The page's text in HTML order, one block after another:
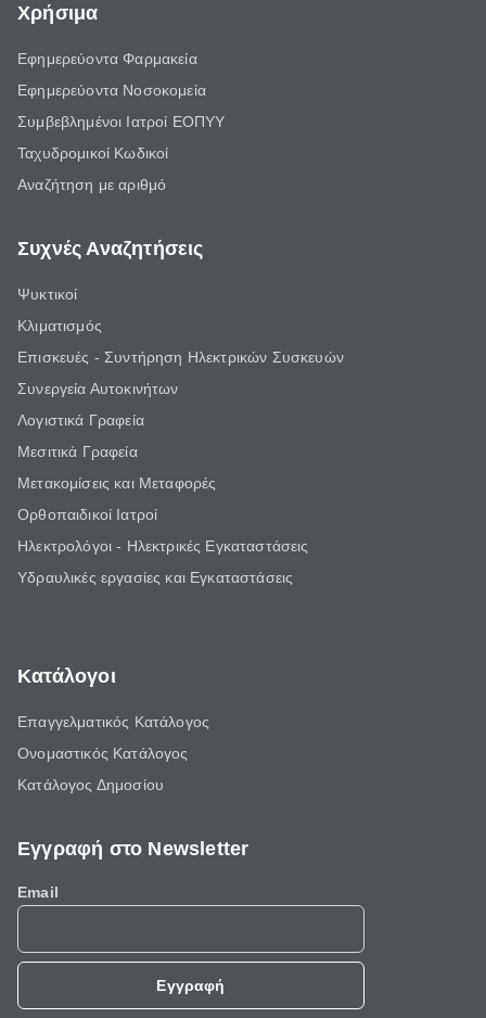
Χρήσιμα
Εφημερεύοντα Φαρμακεία
Εφημερεύοντα Νοσοκομεία
Συμβεβλημένοι Ιατροί ΕΟΠΥΥ
Ταχυδρομικοί Κωδικοί
Αναζήτηση με αριθμό
Συχνές Αναζητήσεις
Ψυκτικοί
Κλιματισμός
Επισκευές - Συντήρηση Ηλεκτρικών Συσκευών
Συνεργεία Αυτοκινήτων
Λογιστικά Γραφεία
Μεσιτικά Γραφεία
Μετακομίσεις και Μεταφορές
Ορθοπαιδικοί Ιατροί
Ηλεκτρολόγοι - Ηλεκτρικές Εγκαταστάσεις
Υδραυλικές εργασίες και Εγκαταστάσεις
Κατάλογοι
Επαγγελματικός Κατάλογος
Ονομαστικός Κατάλογος
Κατάλογος Δημοσίου
Εγγραφή στο Newsletter
Email
Εγγραφή